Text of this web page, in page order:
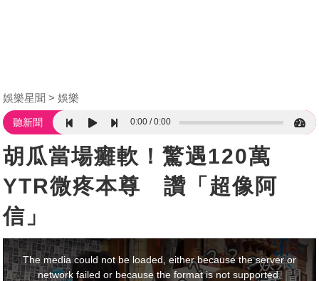
娛樂星聞 娛樂
聽新聞 0:00 0:00
胡瓜當場癱軟！驚遇120萬
YTR微疼本尊 讚「超像阿
信」
This
is
a
modal
window.
The media could not be loaded, either because the server or
network failed or because the format is not supported.